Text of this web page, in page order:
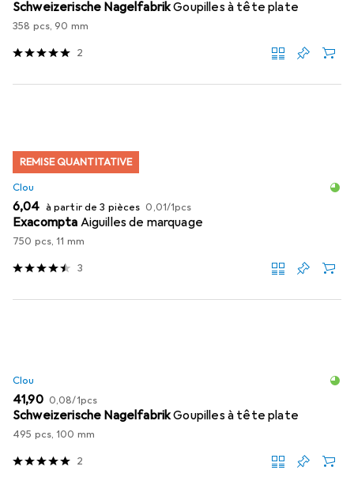
Schweizerische NagelfabrikGoupilles à tête plate
358 pcs, 90 mm
2
REMISE QUANTITATIVE
Clou
EUR
6,04 à partir de 3 pièces EUR
0,01/1pcs
Exacompta Aiguilles de marquage
750 pcs, 11 mm
3
Clou
EUR
41,90 EUR
0,08/1pcs
Schweizerische NagelfabrikGoupilles à tête plate
495 pcs, 100 mm
2